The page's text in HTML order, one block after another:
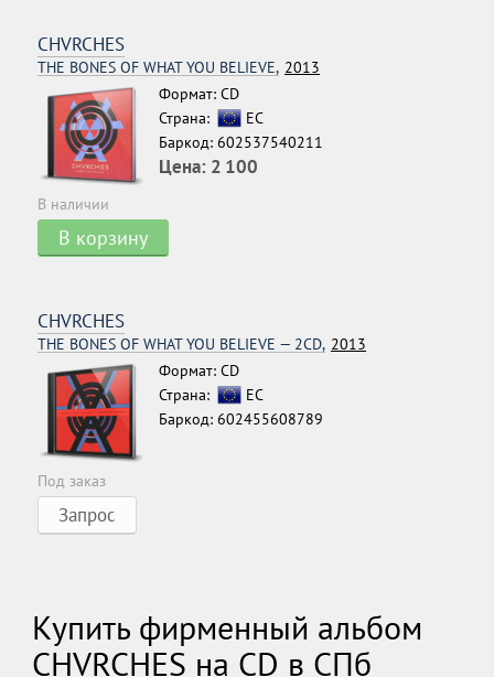
CHVRCHES
THE BONES OF WHAT YOU BELIEVE, 2013
Формат: CD
Страна:
ЕС
Баркод: 602537540211
Цена: 2 100
В наличии
В корзину
CHVRCHES
THE BONES OF WHAT YOU BELIEVE — 2CD, 2013
Формат: CD
Страна:
ЕС
Баркод: 602455608789
Под заказ
Запрос
Купить фирменный альбом
CHVRCHES на CD в СПб